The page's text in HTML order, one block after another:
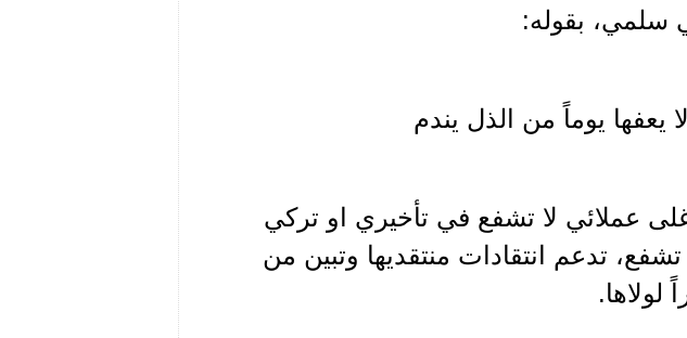
سلمي، بقوله:
يوماً من الذل يندم
عملائي لا تشفع في تأخيري او تركي
تشفع، تدعم انتقادات منتقديها وتبين من
لولاها.